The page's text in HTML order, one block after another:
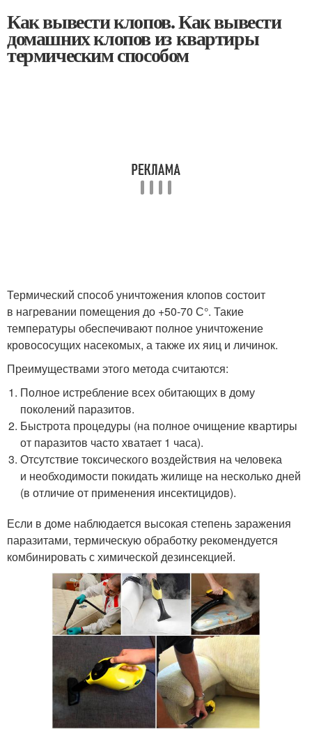
Как вывести клопов. Как вывести
домашних клопов из квартиры
термическим способом
Термический способ уничтожения клопов состоит
в нагревании помещения до +50-70 С°. Такие
температуры обеспечивают полное уничтожение
кровососущих насекомых, а также их яиц и личинок.
Преимуществами этого метода считаются:
Полное истребление всех обитающих в дому
поколений паразитов.
Быстрота процедуры (на полное очищение квартиры
от паразитов часто хватает 1 часа).
Отсутствие токсического воздействия на человека
и необходимости покидать жилище на несколько дней
(в отличие от применения инсектицидов).
Если в доме наблюдается высокая степень заражения
паразитами, термическую обработку рекомендуется
комбинировать с химической дезинсекцией.